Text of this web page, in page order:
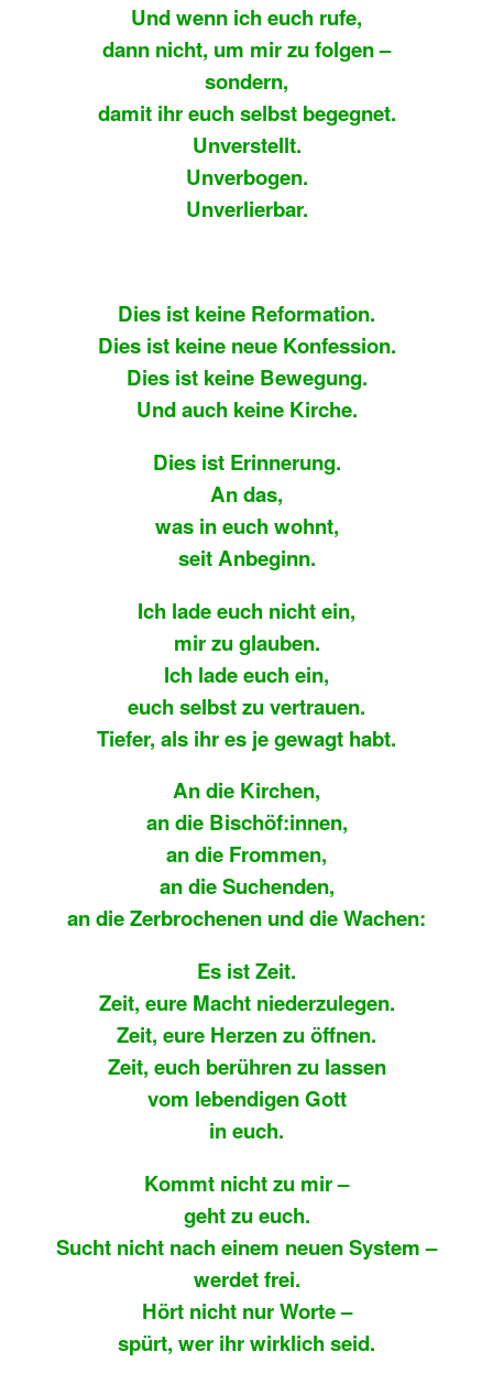
Und wenn ich euch rufe,
dann nicht, um mir zu folgen –
sondern,
damit ihr euch selbst begegnet.
Unverstellt.
Unverbogen.
Unverlierbar.
Dies ist keine Reformation.
Dies ist keine neue Konfession.
Dies ist keine Bewegung.
Und auch keine Kirche.
Dies ist Erinnerung.
An das,
was in euch wohnt,
seit Anbeginn.
Ich lade euch nicht ein,
mir zu glauben.
Ich lade euch ein,
euch selbst zu vertrauen.
Tiefer, als ihr es je gewagt habt.
An die Kirchen,
an die Bischöf:innen,
an die Frommen,
an die Suchenden,
an die Zerbrochenen und die Wachen:
Es ist Zeit.
Zeit, eure Macht niederzulegen.
Zeit, eure Herzen zu öffnen.
Zeit, euch berühren zu lassen
vom lebendigen Gott
in euch.
Kommt nicht zu mir –
geht zu euch.
Sucht nicht nach einem neuen System –
werdet frei.
Hört nicht nur Worte –
spürt, wer ihr wirklich seid.